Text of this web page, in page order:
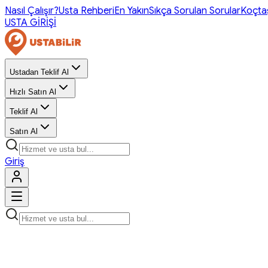
Nasıl Çalışır?Usta RehberiEn YakınSıkça Sorulan Sorular
USTA GİRİŞİ
Ustadan Teklif Al
Hızlı Satın Al
Teklif Al
Satın Al
Giriş